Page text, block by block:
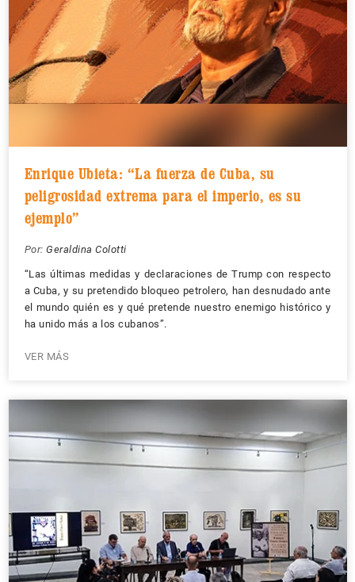
Enrique Ubieta: “La fuerza de Cuba, su
peligrosidad extrema para el imperio, es su
ejemplo”
Por: Geraldina Colotti
“Las últimas medidas y declaraciones de Trump con respecto
a Cuba, y su pretendido bloqueo petrolero, han desnudado ante
el mundo quién es y qué pretende nuestro enemigo histórico y
ha unido más a los cubanos”.
VER MÁS